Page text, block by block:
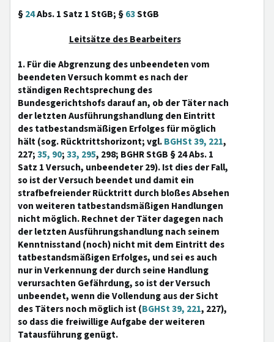
§24Abs. 1 Satz 1 StGB; §63StGB
Leitsätze des Bearbeiters
1. Für die Abgrenzung des unbeendeten vom
beendeten Versuch kommt es nach der
ständigen Rechtsprechung des
Bundesgerichtshofs darauf an, ob der Täter nach
der letzten Ausführungshandlung den Eintritt
des tatbestandsmäßigen Erfolges für möglich
hält (sog. Rücktrittshorizont; vgl.BGHSt 39, 221,
227;35, 90;33, 295, 298; BGHR StGB § 24 Abs. 1
Satz 1 Versuch, unbeendeter 29). Ist dies der Fall,
so ist der Versuch beendet und damit ein
strafbefreiender Rücktritt durch bloßes Absehen
von weiteren tatbestandsmäßigen Handlungen
nicht möglich. Rechnet der Täter dagegen nach
der letzten Ausführungshandlung nach seinem
Kenntnisstand (noch) nicht mit dem Eintritt des
tatbestandsmäßigen Erfolges, und sei es auch
nur in Verkennung der durch seine Handlung
verursachten Gefährdung, so ist der Versuch
unbeendet, wenn die Vollendung aus der Sicht
des Täters noch möglich ist (BGHSt 39, 221, 227),
so dass die freiwillige Aufgabe der weiteren
Tatausführung genügt.